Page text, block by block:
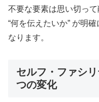
不要な要素は思い切って
“何を伝えたいか” が明
なります。
セルフ・ファシ
つの変化